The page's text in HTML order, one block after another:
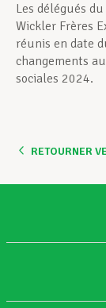
Les délégués
Wickler Frères
réunis en date
changements
sociales 2024.
RETOURNER